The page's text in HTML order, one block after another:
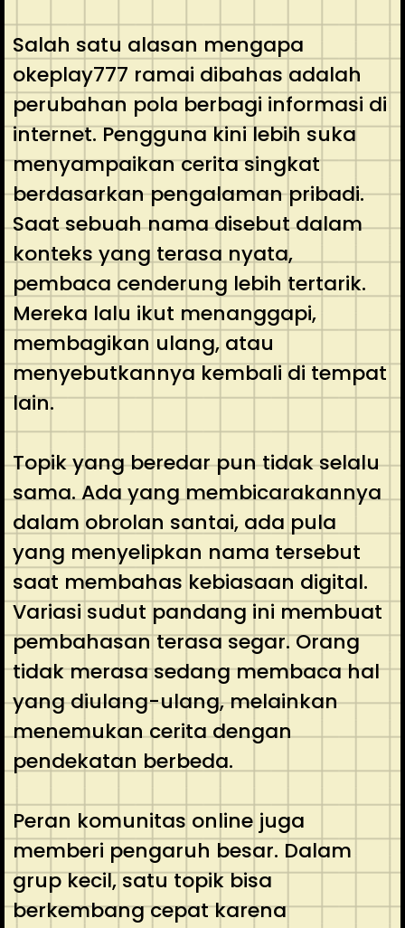
Salah satu alasan mengapa
okeplay777 ramai dibahas adalah
perubahan pola berbagi informasi di
internet. Pengguna kini lebih suka
menyampaikan cerita singkat
berdasarkan pengalaman pribadi.
Saat sebuah nama disebut dalam
konteks yang terasa nyata,
pembaca cenderung lebih tertarik.
Mereka lalu ikut menanggapi,
membagikan ulang, atau
menyebutkannya kembali di tempat
lain.
Topik yang beredar pun tidak selalu
sama. Ada yang membicarakannya
dalam obrolan santai, ada pula
yang menyelipkan nama tersebut
saat membahas kebiasaan digital.
Variasi sudut pandang ini membuat
pembahasan terasa segar. Orang
tidak merasa sedang membaca hal
yang diulang-ulang, melainkan
menemukan cerita dengan
pendekatan berbeda.
Peran komunitas online juga
memberi pengaruh besar. Dalam
grup kecil, satu topik bisa
berkembang cepat karena